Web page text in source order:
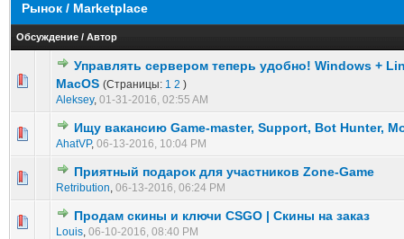
Рынок / Marketplace
Обсуждение / Автор
Управлять сервером теперь удобно! Windows +
MacOS (Страницы: 1 2 )
Aleksey, 01-31-2016, 02:55 AM
0 голос(ов) - 0 из 5 в среднем
1 2 3 45
Ищу вакансию Game-master, Support, Bot Hunter,
AhatVP, 06-13-2016, 10:04 PM
0 голос(ов) - 0 из 5 в среднем
123 45
Приятный подарок для участников Zone-Game
Retribution, 06-13-2016, 06:24 PM
2 голос(ов) - 1 из 5 в среднем
12345
Продам скины и ключи CSGO | Cкины на заказ
Louis, 06-10-2016, 08:40 PM
1 голос(ов) - 1 из 5 в среднем
123 45